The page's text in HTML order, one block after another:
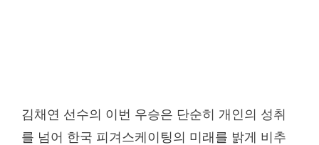
김채연 선수의 이번 우승은 단순히 개인의 성취
를 넘어 한국 피겨스케이팅의 미래를 밝게 비추